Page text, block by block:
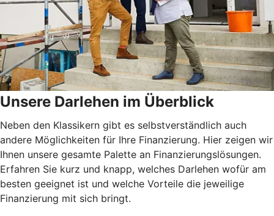
Unsere Darlehen im Überblick
Neben den Klassikern gibt es selbstverständlich auch
andere Möglichkeiten für Ihre Finanzierung. Hier zeigen wir
Ihnen unsere gesamte Palette an Finanzierungslösungen.
Erfahren Sie kurz und knapp, welches Darlehen wofür am
besten geeignet ist und welche Vorteile die jeweilige
Finanzierung mit sich bringt.